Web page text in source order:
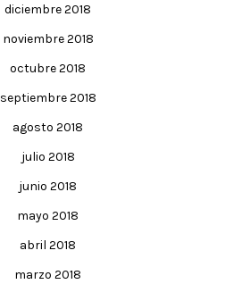
diciembre 2018
noviembre 2018
octubre 2018
septiembre 2018
agosto 2018
julio 2018
junio 2018
mayo 2018
abril 2018
marzo 2018